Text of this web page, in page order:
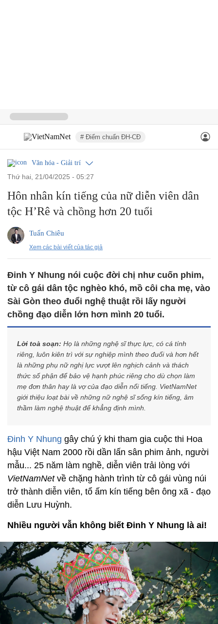
# Điểm chuẩn ĐH-CĐ
Văn hóa - Giải trí
thứ hai, 21/04/2025 - 05:27
Hôn nhân kín tiếng của nữ diễn viên dân
tộc H’Rê và chồng hơn 20 tuổi
Tuấn Chiêu
Xem các bài viết của tác giả
Đinh Y Nhung nói cuộc đời chị như cuốn phim,
từ cô gái dân tộc nghèo khó, mồ côi cha mẹ, vào
Sài Gòn theo đuổi nghệ thuật rồi lấy người
chồng đạo diễn lớn hơn mình 20 tuổi.
Lời toà soạn: Họ là những nghệ sĩ thực lực, có cá tính
riêng, luôn kiên trì với sự nghiệp mình theo đuổi và hơn hết
là những phụ nữ nghị lực vượt lên nghịch cảnh và thách
thức số phận để bảo vệ hạnh phúc riêng cho dù chọn làm
mẹ đơn thân hay là vợ của đạo diễn nổi tiếng. VietNamNet
giới thiệu loạt bài về những nữ nghệ sĩ sống kín tiếng, âm
thầm làm nghệ thuật để khẳng định mình.
Đinh Y Nhung gây chú ý khi tham gia cuộc thi Hoa
hậu Việt Nam 2000 rồi dần lấn sân phim ảnh, người
mẫu... 25 năm làm nghề, diễn viên trải lòng với
VietNamNet về chặng hành trình từ cô gái vùng núi
trở thành diễn viên, tổ ấm kín tiếng bên ông xã - đạo
diễn Lưu Huỳnh.
Nhiều người vẫn không biết Đinh Y Nhung là ai!